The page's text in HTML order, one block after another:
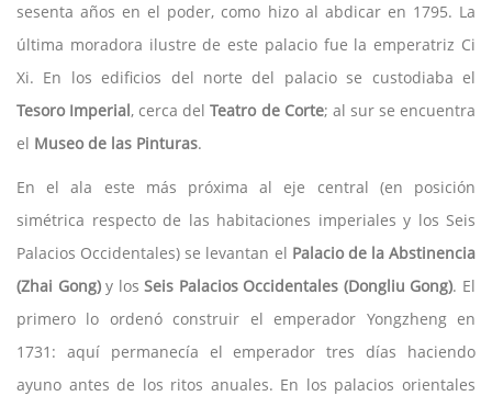
sesenta años en el poder, como hizo al abdicar en 1795. La
última moradora ilustre de este palacio fue la emperatriz Ci
Xi. En los edificios del norte del palacio se custodiaba el
Tesoro Imperial, cerca delTeatro de Corte; al sur se encuentra
el Museo de las Pinturas.
En el ala este más próxima al eje central (en posición
simétrica respecto de las habitaciones imperiales y los Seis
Palacios Occidentales) se levantan el Palacio de la Abstinencia
(Zhai Gong)y losSeis Palacios Occidentales (Dongliu Gong). El
primero lo ordenó construir el emperador Yongzheng en
1731: aquí permanecía el emperador tres días haciendo
ayuno antes de los ritos anuales. En los palacios orientales